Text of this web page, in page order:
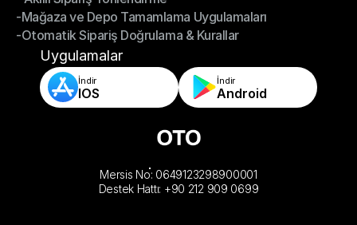
- Akıllı Sipariş Yönlendirme
-Mağaza ve Depo Tamamlama Uygulamaları
-Mağaza ve Depo Tamamlama Uygulamaları
-Otomatik Sipariş Doğrulama & Kurallar
-Otomatik Sipariş Doğrulama & Kurallar
Uygulamalar
İndir
IOS
İndir
Android
Mersis No: 0649123298900001
Destek Hattı: +90 212 909 0699